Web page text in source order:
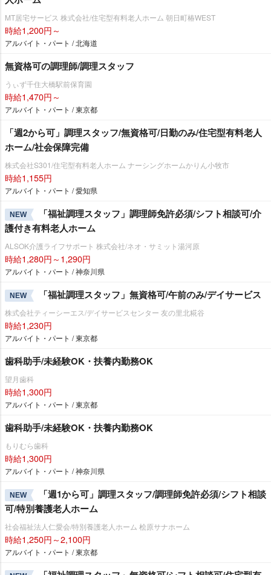
MT居宅サービス 株式会社/住宅型有料老人ホーム 朝日町椿WEST
時給1,200円～
アルバイト・パート / 北海道
無資格可の調理師/調理スタッフ
うぃず千住大橋駅前保育園
時給1,470円～
アルバイト・パート / 東京都
「週2から可」調理スタッフ/無資格可/日勤のみ/住宅型有料老人
ホーム/社会保障完備
株式会社S301/住宅型有料老人ホーム ナーシングホームかりん小牧市
時給1,155円
アルバイト・パート / 愛知県
NEW
「福祉調理スタッフ」調理師免許必須/シフト相談可/介
護付き有料老人ホーム
ALSOK介護ライフサポート 株式会社/ネオ・サミット湯河原
時給1,280円～1,290円
アルバイト・パート / 神奈川県
NEW 「福祉調理スタッフ」無資格可/午前のみ/デイサービス
株式会社ティーシーエス/デイサービスセンター 友の里北糀谷
時給1,230円
アルバイト・パート / 東京都
歯科助手/未経験OK・扶養内勤務OK
望月歯科
時給1,300円
アルバイト・パート / 東京都
歯科助手/未経験OK・扶養内勤務OK
もりむら歯科
時給1,300円
アルバイト・パート / 神奈川県
NEW
「週1から可」調理スタッフ/調理師免許必須/シフト相談
可/特別養護老人ホーム
社会福祉法人仁愛会/特別養護老人ホーム 桧原サナホーム
時給1,250円～2,100円
アルバイト・パート / 東京都